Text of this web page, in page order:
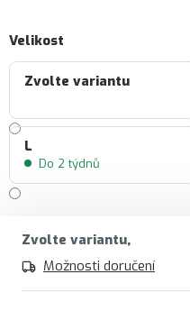
Velikost
Zvolte variantu
L
Do 2 týdnů
Zvolte variantu
Možnosti doručení